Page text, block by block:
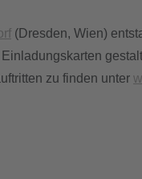
(Dresden, Wien)
zu finden unter